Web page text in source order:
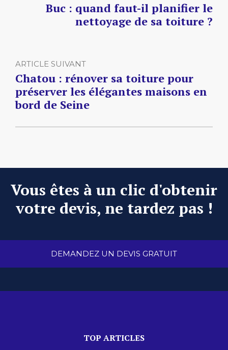
Buc : quand faut-il planifier le
nettoyage de sa toiture ?
ARTICLE SUIVANT
Chatou : rénover sa toiture pour
préserver les élégantes maisons en
bord de Seine
Vous êtes à un clic d'obtenir
votre devis, ne tardez pas !
DEMANDEZ UN DEVIS GRATUIT
TOP ARTICLES